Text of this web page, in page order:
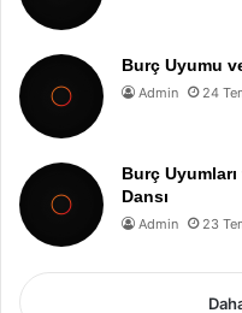
Burç Uyumu
Admin 24
Burç
Dansı
Admin 23